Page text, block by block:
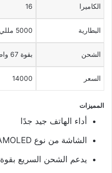
الكاميرا 16
البطارية 5000 مللي أمبير
الشحن بقوة 67 واط
السعر 14000
المميزات
أداء الهاتف جيد جدًا
الشاشة من نوع AMOLED بمعدل تحديث 120 هرتز
يدعم الشحن السريع بقوة 67 واط